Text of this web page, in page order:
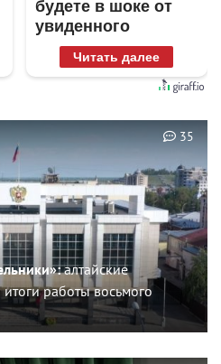
будете в шоке от
увиденного
Читать далее
алтайские
работы восьмого
35